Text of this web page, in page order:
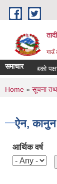
Skip to main
गाउँ
समाचारर मेरुदण्डको
You
Home » सूचना
ऐन, कानुन
आर्थिक वर्ष